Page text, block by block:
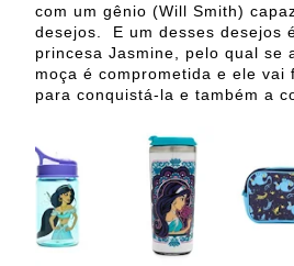
com um gênio (Will Smith)
desejos. E um desses desejos
princesa Jasmine, pelo qual se
moça é comprometida e ele vai
para conquistá-la e também a